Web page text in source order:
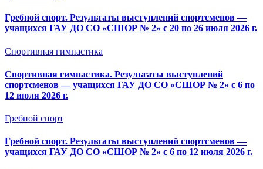
Гребной спорт. Результаты выступлений спортсменов —
учащихся ГАУ ДО СО «СШОР № 2» с 20 по 26 июля 2026 г.
Спортивная гимнастика
Спортивная гимнастика. Результаты выступлений
спортсменов — учащихся ГАУ ДО СО «СШОР № 2» с 6 по
12 июля 2026 г.
Гребной спорт
Гребной спорт. Результаты выступлений спортсменов —
учащихся ГАУ ДО СО «СШОР № 2» с 6 по 12 июля 2026 г.